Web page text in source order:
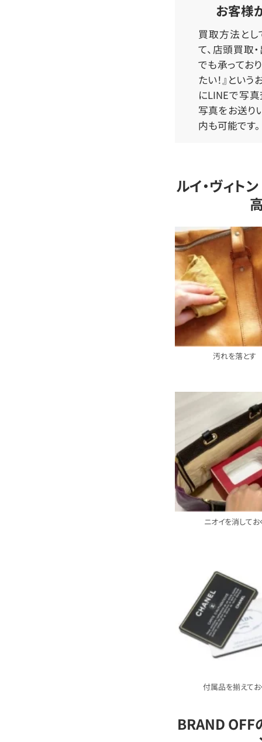
お客様
買取方法と
て、店頭買取
でも承ってお
たい！』とい
にLINEで写真
写真をお送り
内も可能です。
ルイ・ヴィト
汚れを落とす
ニオイを消してお
付属品を揃えてお
BRAND OFF